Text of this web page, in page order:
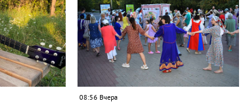
08:56 Вчера